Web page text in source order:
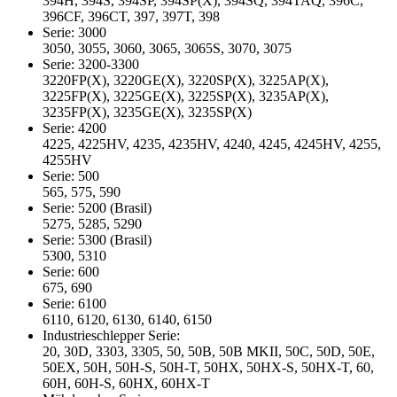
396CF, 396CT, 397, 397T, 398
Serie: 3000
3050, 3055, 3060, 3065, 3065S, 3070, 3075
Serie: 3200-3300
3220FP(X), 3220GE(X), 3220SP(X), 3225AP(X),
3225FP(X), 3225GE(X), 3225SP(X), 3235AP(X),
3235FP(X), 3235GE(X), 3235SP(X)
Serie: 4200
4225, 4225HV, 4235, 4235HV, 4240, 4245, 4245HV, 4255,
4255HV
Serie: 500
565, 575, 590
Serie: 5200 (Brasil)
5275, 5285, 5290
Serie: 5300 (Brasil)
5300, 5310
Serie: 600
675, 690
Serie: 6100
6110, 6120, 6130, 6140, 6150
Industrieschlepper Serie:
20, 30D, 3303, 3305, 50, 50B, 50B MKII, 50C, 50D, 50E,
50EX, 50H, 50H-S, 50H-T, 50HX, 50HX-S, 50HX-T, 60,
60H, 60H-S, 60HX, 60HX-T